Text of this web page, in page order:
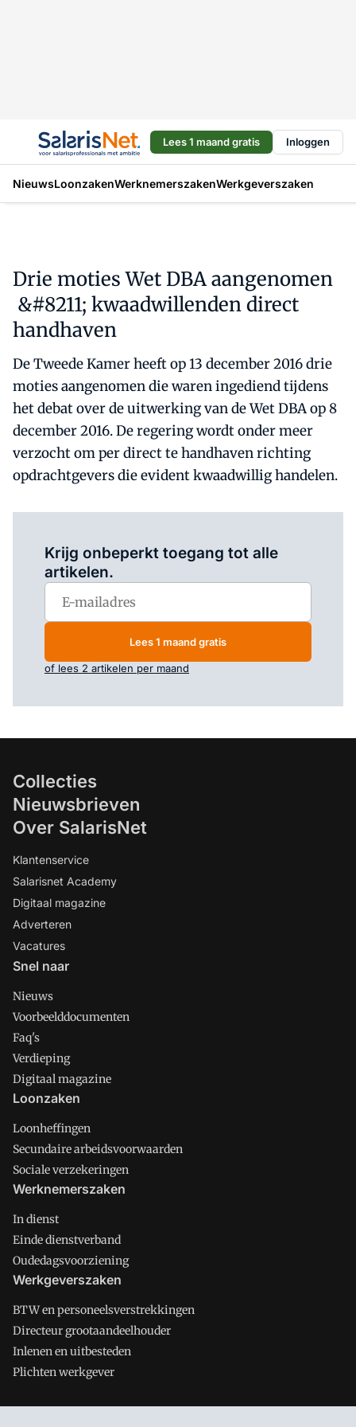
Lees 1 maand gratis Inloggen
NieuwsLoonzakenWerknemerszakenWerkgeverszaken
Drie moties Wet DBA aangenomen
&#8211; kwaadwillenden direct
handhaven
De Tweede Kamer heeft op 13 december 2016 drie
moties aangenomen die waren ingediend tijdens
het debat over de uitwerking van de Wet DBA op 8
december 2016. De regering wordt onder meer
verzocht om per direct te handhaven richting
opdrachtgevers die evident kwaadwillig handelen.
Krijg onbeperkt toegang tot alle
artikelen.
Lees 1 maand gratis
of lees 2 artikelen per maand
Collecties
Nieuwsbrieven
Over SalarisNet
Klantenservice
Salarisnet Academy
Digitaal magazine
Adverteren
Vacatures
Snel naar
Nieuws
Voorbeelddocumenten
Faq's
Verdieping
Digitaal magazine
Loonzaken
Loonheffingen
Secundaire arbeidsvoorwaarden
Sociale verzekeringen
Werknemerszaken
In dienst
Einde dienstverband
Oudedagsvoorziening
Werkgeverszaken
BTW en personeelsverstrekkingen
Directeur grootaandeelhouder
Inlenen en uitbesteden
Plichten werkgever